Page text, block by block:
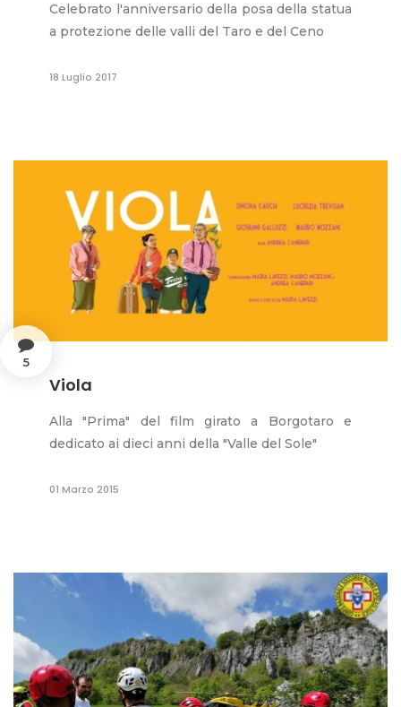
Celebrato l'anniversario della posa della statua
a protezione delle valli del Taro e del Ceno
18 Luglio 2017
5
Viola
Alla "Prima" del film girato a Borgotaro e
dedicato ai dieci anni della "Valle del Sole"
01 Marzo 2015